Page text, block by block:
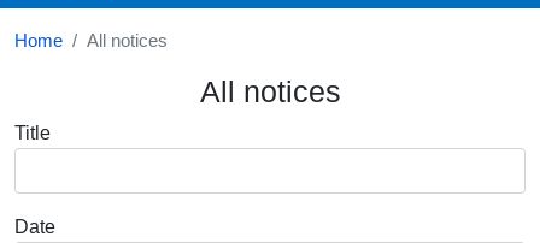
Home All notices
All notices
Title
Date